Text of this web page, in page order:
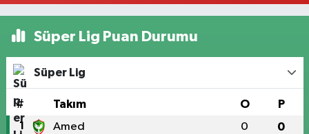
Süper Lig Puan Durumu
Süper Lig
# Takım O P
1 Amed 0 0